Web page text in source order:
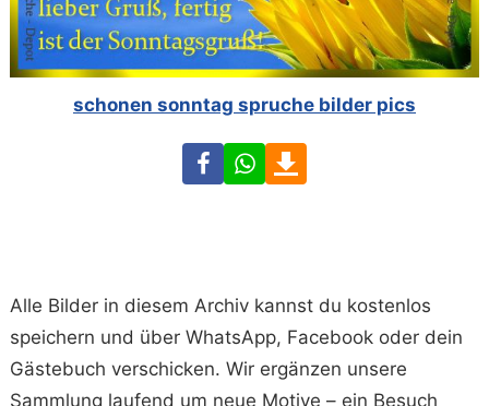
schonen sonntag spruche bilder pics
FacebookWhatsApp
Alle Bilder in diesem Archiv kannst du kostenlos
speichern und über WhatsApp, Facebook oder dein
Gästebuch verschicken. Wir ergänzen unsere
Sammlung laufend um neue Motive – ein Besuch